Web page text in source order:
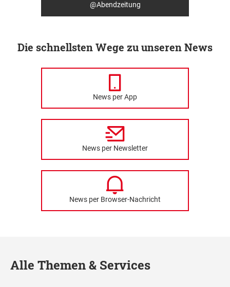
@Abendzeitung
Die schnellsten Wege zu unseren News
News per App
News per Newsletter
News per Browser-Nachricht
Alle Themen & Services